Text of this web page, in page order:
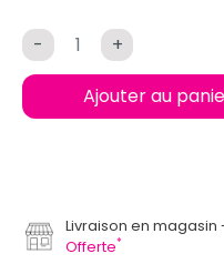
- +
Ajouter au
Livraison en magasin
Offerte*